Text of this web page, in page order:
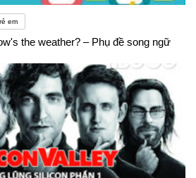
sử dụng
em
the weather? – Phụ đề song ngữ